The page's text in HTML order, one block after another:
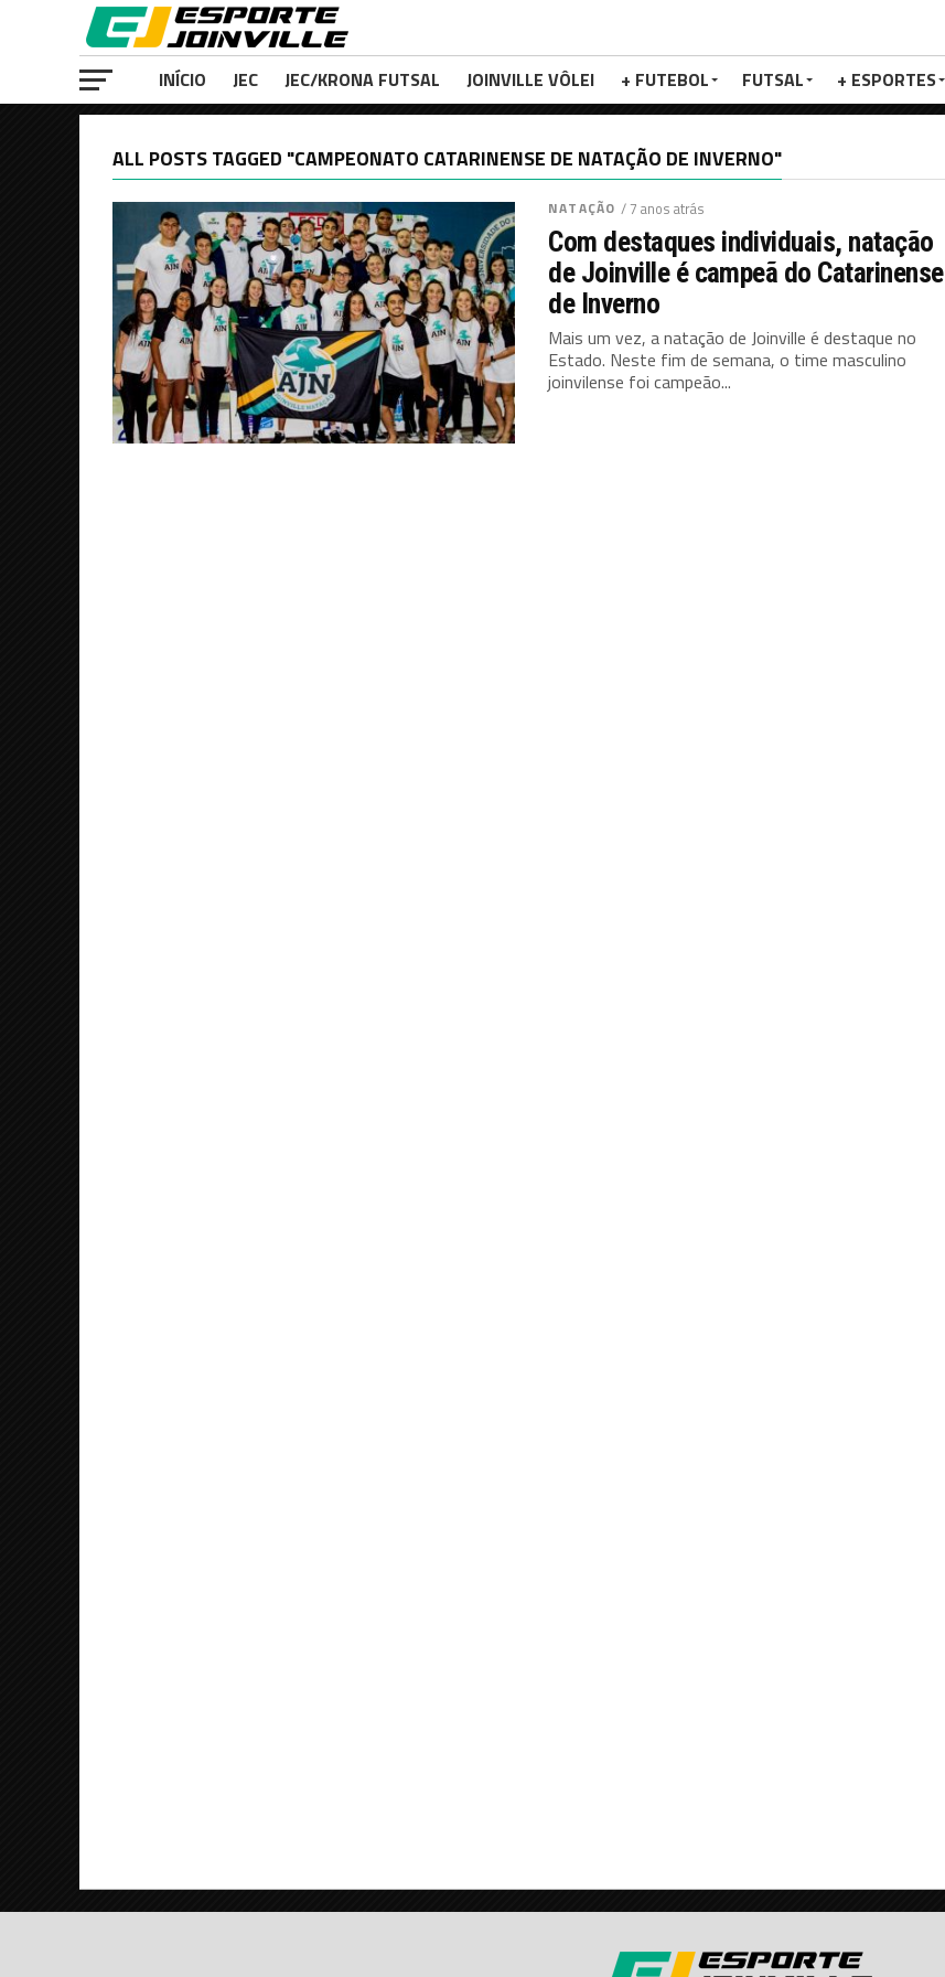
INÍCIO JEC JEC/KRONA FUTSAL JOINVILLE VÔLEI + FUTEBOL FUTSAL + ESPORTES
ALL POSTS TAGGED "CAMPEONATO CATARINENSE DE NATAÇÃO DE INVERNO"
NATAÇÃO / 7 anos atrás
Com destaques individuais, natação
de Joinville é campeã do Catarinense
de Inverno
Mais um vez, a natação de Joinville é destaque no
Estado. Neste fim de semana, o time masculino
joinvilense foi campeão...